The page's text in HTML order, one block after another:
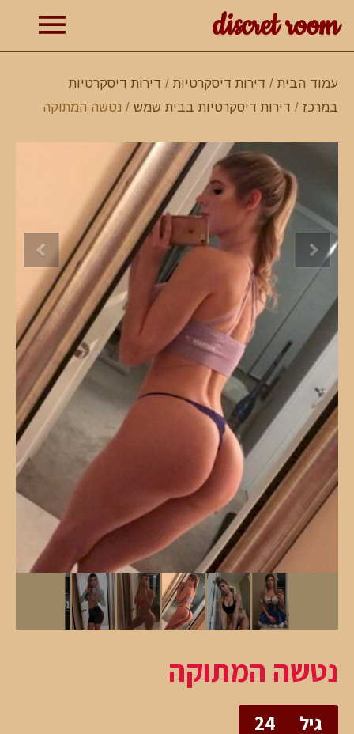
discret room
עמוד הבית / דירות דיסקרטיות / דירות דיסקרטיות
במרכז / דירות דיסקרטיות בבית שמש / נטשה המתוקה
נטשה המתוקה
גיל
24